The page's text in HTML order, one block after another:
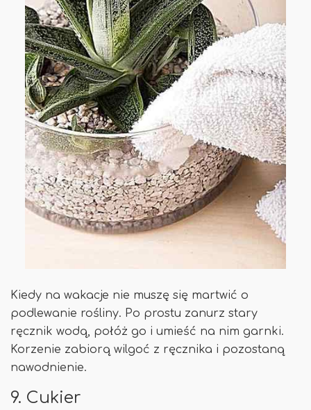
Kiedy na wakacje nie muszę się martwić o
podlewanie rośliny. Po prostu zanurz stary
ręcznik wodą, połóż go i umieść na nim garnki.
Korzenie zabiorą wilgoć z ręcznika i pozostaną
nawodnienie.
9. Cukier